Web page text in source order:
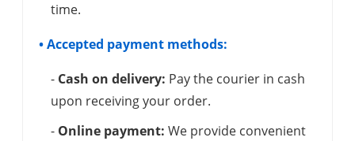
time.
• Accepted payment methods:
- Cash on delivery: Pay the courier in cash
upon receiving your order.
- Online payment: We provide convenient